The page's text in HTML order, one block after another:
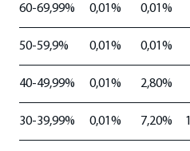
60-69,99% 0,01% 0,01%
50-59,9% 0,01% 0,01%
40-49,99% 0,01% 2,80%
30-39,99% 0,01% 7,20%